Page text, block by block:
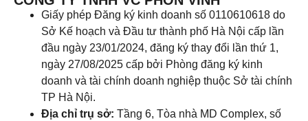
Giấy phép Đăng ký kinh doanh số 0110610618 do
Sở Kế hoạch và Đầu tư thành phố Hà Nội cấp lần
đầu ngày 23/01/2024, đăng ký thay đổi lần thứ 1,
ngày 27/08/2025 cấp bởi Phòng đăng ký kinh
doanh và tài chính doanh nghiệp thuộc Sở tài chính
TP Hà Nội.
Địa chỉ trụ sở: Tầng 6, Tòa nhà MD Complex, số